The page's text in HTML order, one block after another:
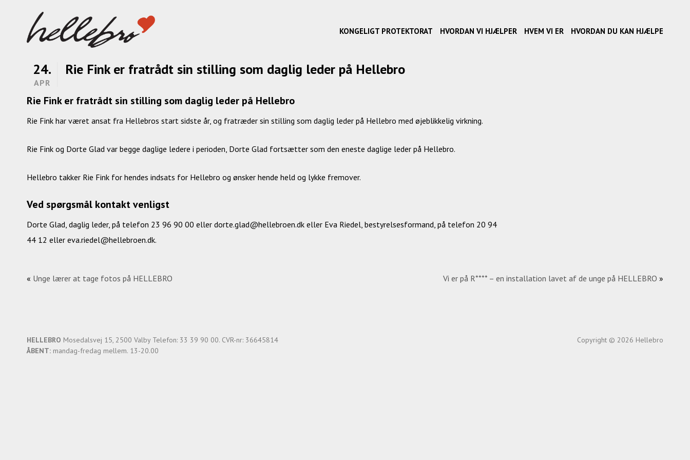
KONGELIGT PROTEKTORAT HVORDAN VI HJÆLPER HVEM VI ER HVORDAN DU KAN HJÆLPE
24.
APR
Rie Fink er fratrådt sin stilling som daglig leder på Hellebro
Rie Fink er fratrådt sin stilling som daglig leder på Hellebro
Rie Fink har været ansat fra Hellebros start sidste år, og fratræder sin stilling som daglig leder på Hellebro med øjeblikkelig virkning.
Rie Fink og Dorte Glad var begge daglige ledere i perioden, Dorte Glad fortsætter som den eneste daglige leder på Hellebro.
Hellebro takker Rie Fink for hendes indsats for Hellebro og ønsker hende held og lykke fremover.
Ved spørgsmål kontakt venligst
Dorte Glad, daglig leder, på telefon 23 96 90 00 eller dorte.glad@hellebroen.dk eller Eva Riedel, bestyrelsesformand, på telefon 20 94
44 12 eller eva.riedel@hellebroen.dk.
« Unge lærer at tage fotos på HELLEBRO Vi er på R**** – en installation lavet af de unge på HELLEBRO »
HELLEBRO Mosedalsvej 15, 2500 Valby Telefon: 33 39 90 00. CVR-nr: 36645814
ÅBENT: mandag-fredag mellem. 13-20.00
Copyright © 2026 Hellebro